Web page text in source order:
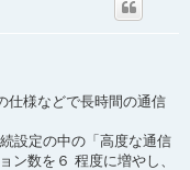
仕様などで長時間の通信
設定の中の「高度な通信
ン数を６ 程度に増やし、